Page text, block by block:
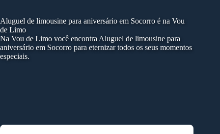
Aluguel de limousine para aniversário em Socorro é na Vou
de Limo
Na Vou de Limo você encontra Aluguel de limousine para
aniversário em Socorro para eternizar todos os seus momentos
especiais.